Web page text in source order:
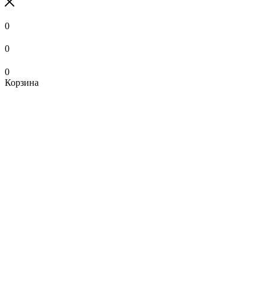
0
0
0
Корзина